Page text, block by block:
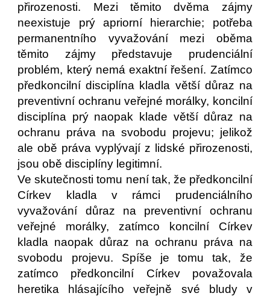
přirozenosti. Mezi těmito dvěma zájmy
neexistuje prý apriorní hierarchie; potřeba
permanentního vyvažování mezi oběma
těmito zájmy představuje prudenciální
problém, který nemá exaktní řešení. Zatímco
předkoncilní disciplína kladla větší důraz na
preventivní ochranu veřejné morálky, koncilní
disciplína prý naopak klade větší důraz na
ochranu práva na svobodu projevu; jelikož
ale obě práva vyplývají z lidské přirozenosti,
jsou obě disciplíny legitimní.
Ve skutečnosti tomu není tak, že předkoncilní
Církev kladla v rámci prudenciálního
vyvažování důraz na preventivní ochranu
veřejné morálky, zatímco koncilní Církev
kladla naopak důraz na ochranu práva na
svobodu projevu. Spíše je tomu tak, že
zatímco předkoncilní Církev považovala
heretika hlásajícího veřejně své bludy v